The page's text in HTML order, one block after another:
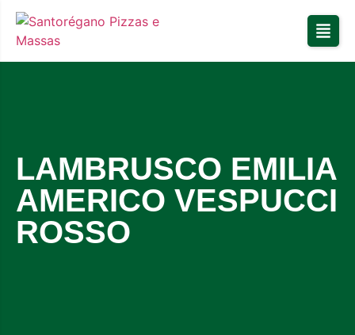
LAMBRUSCO EMILIA
AMERICO VESPUCCI
ROSSO